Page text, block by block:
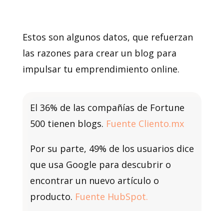
Estos son algunos datos, que refuerzan
las razones para crear un blog para
impulsar tu emprendimiento online.
El 36% de las compañías de Fortune
500 tienen blogs. Fuente Cliento.mx
Por su parte, 49% de los usuarios dice
que usa Google para descubrir o
encontrar un nuevo artículo o
producto. Fuente HubSpot.